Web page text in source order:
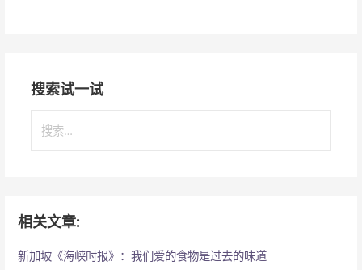
搜索试一试
索
相关文章:
新加坡《海峡时报》：我们爱的食物是过去的味道